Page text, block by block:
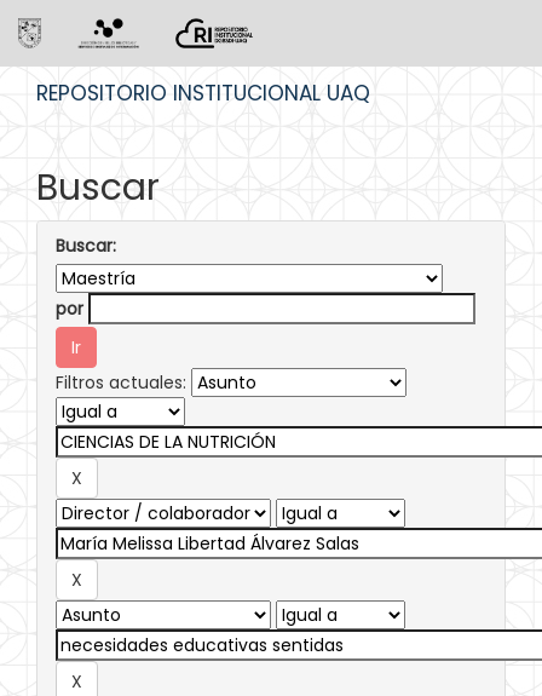
REPOSITORIO INSTITUCIONAL UAQ
Buscar
Buscar:
por
Filtros actuales: